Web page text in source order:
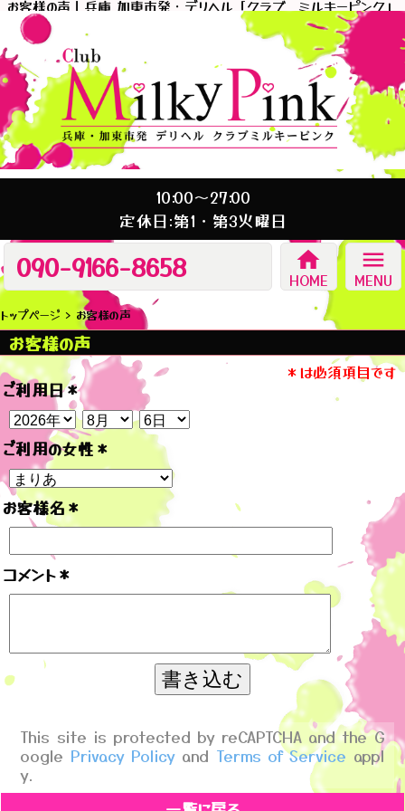
お客様の声｜兵庫 加東市発・デリヘル「クラブ ミルキーピンク」
10:00～27:00
定休日:第1・第3火曜日
090-9166-8658 home
HOME
menu
MENU
トップページ お客様の声
お客様の声
＊は必須項目です
ご利用日＊
ご利用の女性 ＊
お客様名 ＊
コメント＊
This site is protected by reCAPTCHA and the G
oogle Privacy Policy and Terms of Service appl
y.